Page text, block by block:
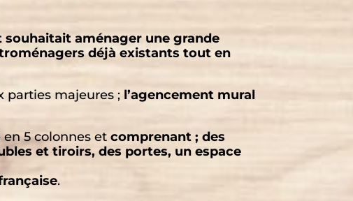
souhaitait aménager une grande
déjà existants tout en
parties majeures ; l’agencement mural
en 5 colonnes et comprenant ; des
et tiroirs, des portes, un espace
.